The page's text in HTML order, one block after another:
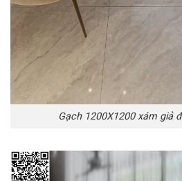
Gạch 1200X1200 xám giả